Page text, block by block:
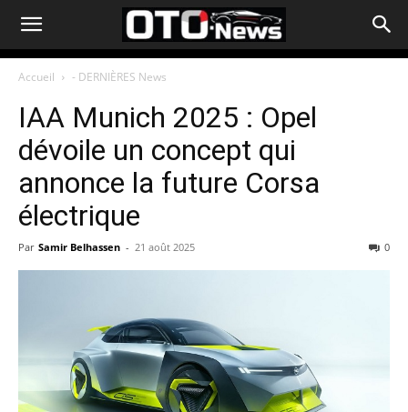
Accueil - DERNIÈRES News
IAA Munich 2025 : Opel
dévoile un concept qui
annonce la future Corsa
électrique
Par Samir Belhassen - 21 août 2025 0